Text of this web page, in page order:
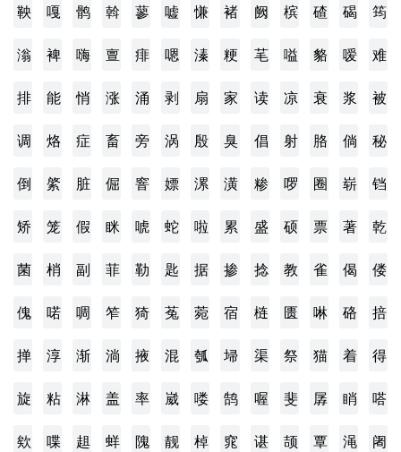
鞅 嘎 鹘 斡 蓼 嘘 慊 褚 阙 槟 碴 碣 筠
滃 裨 嗨 亶 痱 嗯 溱 粳 芼 嗌 貉 嗳 难
排 能 悄 涨 涌 剥 扇 家 读 凉 衰 浆 被
调 烙 症 畜 旁 涡 殷 臭 倡 射 胳 倘 秘
倒 綮 脏 倔 窨 嫖 漯 潢 糁 啰 圈 崭 铛
矫 笼 假 眯 唬 蛇 啦 累 盛 硕 票 著 乾
菌 梢 副 菲 勒 匙 据 掺 捻 教 雀 偈 偻
傀 喏 啁 笮 猗 菟 菀 宿 梿 匮 啉 硌 掊
掸 淳 渐 淌 掖 混 瓠 埽 渠 祭 猫 着 得
旋 粘 淋 盖 率 崴 喽 鹄 喔 斐 孱 睄 嗒
欸 喋 趄 蛘 隗 靓 棹 窕 谌 颉 覃 渑 阇